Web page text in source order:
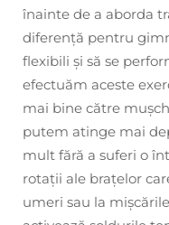
înainte de a aborda
diferență pentru
flexibili și să se
efectuăm aceste
mai bine către
putem atinge mai
mult fără a suferi o
rotații ale brațelor
umeri sau la